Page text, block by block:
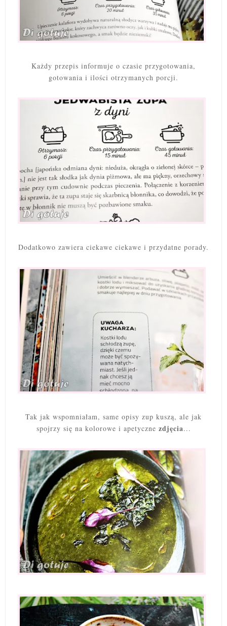
Każdy przepis informuje o czasie przygotowania,
gotowania i ilości otrzymanych porcji.
Dodatkowo zawiera ciekawe ciekawe i przydatne porady.
Tak jak wspomniałam, same opisy zup kuszą, ale jak
spojrzy się na kolorowe i apetyczne zdjęcia...